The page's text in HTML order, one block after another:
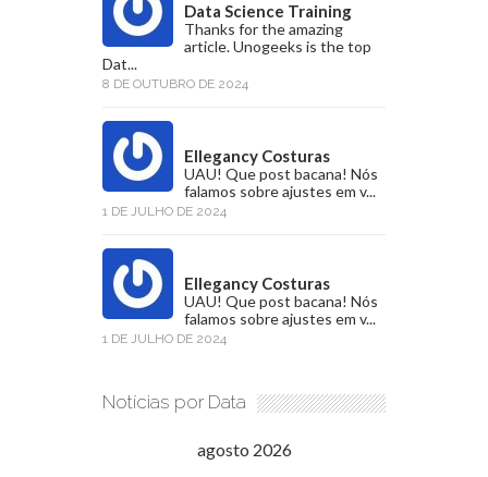
Data Science Training
Thanks for the amazing
article. Unogeeks is the top
Dat...
8 DE OUTUBRO DE 2024
Ellegancy Costuras
UAU! Que post bacana! Nós
falamos sobre ajustes em v...
1 DE JULHO DE 2024
Ellegancy Costuras
UAU! Que post bacana! Nós
falamos sobre ajustes em v...
1 DE JULHO DE 2024
Notícias por Data
agosto 2026